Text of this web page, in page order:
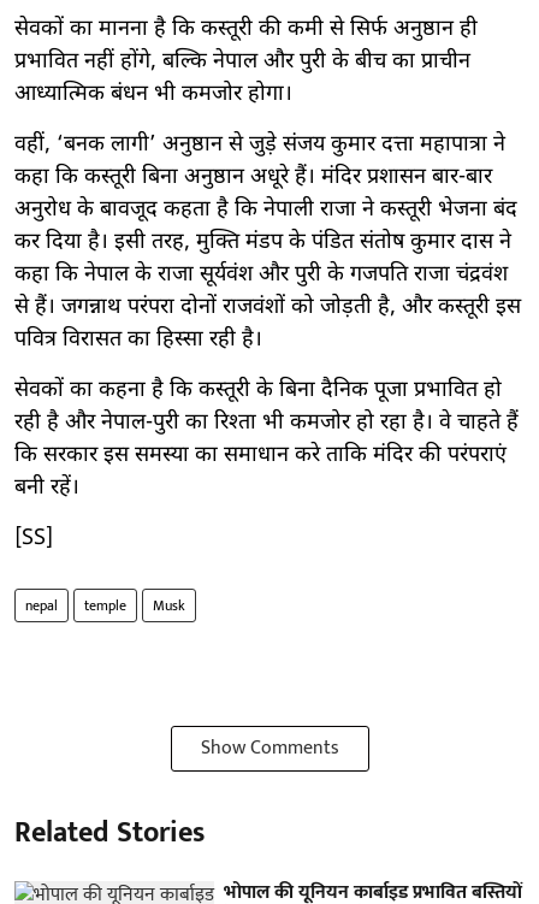
सेवकों का मानना है कि कस्तूरी की कमी से सिर्फ अनुष्ठान ही
प्रभावित नहीं होंगे, बल्कि नेपाल और पुरी के बीच का प्राचीन
आध्यात्मिक बंधन भी कमजोर होगा।
वहीं, ‘बनक लागी’ अनुष्ठान से जुड़े संजय कुमार दत्ता महापात्रा ने
कहा कि कस्तूरी बिना अनुष्ठान अधूरे हैं। मंदिर प्रशासन बार-बार
अनुरोध के बावजूद कहता है कि नेपाली राजा ने कस्तूरी भेजना बंद
कर दिया है। इसी तरह, मुक्ति मंडप के पंडित संतोष कुमार दास ने
कहा कि नेपाल के राजा सूर्यवंश और पुरी के गजपति राजा चंद्रवंश
से हैं। जगन्नाथ परंपरा दोनों राजवंशों को जोड़ती है, और कस्तूरी इस
पवित्र विरासत का हिस्सा रही है।
सेवकों का कहना है कि कस्तूरी के बिना दैनिक पूजा प्रभावित हो
रही है और नेपाल-पुरी का रिश्ता भी कमजोर हो रहा है। वे चाहते हैं
कि सरकार इस समस्या का समाधान करे ताकि मंदिर की परंपराएं
बनी रहें।
[SS]
nepal temple Musk
Show Comments
Related Stories
भोपाल की यूनियन कार्बाइड प्रभावित बस्तियों